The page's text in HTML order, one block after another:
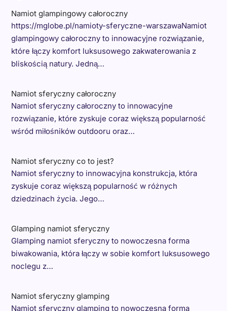
Namiot glampingowy całoroczny
https://mglobe.pl/namioty-sferyczne-warszawaNamiot
glampingowy całoroczny to innowacyjne rozwiązanie,
które łączy komfort luksusowego zakwaterowania z
bliskością natury. Jedną…
Namiot sferyczny całoroczny
Namiot sferyczny całoroczny to innowacyjne
rozwiązanie, które zyskuje coraz większą popularność
wśród miłośników outdooru oraz…
Namiot sferyczny co to jest?
Namiot sferyczny to innowacyjna konstrukcja, która
zyskuje coraz większą popularność w różnych
dziedzinach życia. Jego…
Glamping namiot sferyczny
Glamping namiot sferyczny to nowoczesna forma
biwakowania, która łączy w sobie komfort luksusowego
noclegu z…
Namiot sferyczny glamping
Namiot sferyczny glamping to nowoczesna forma